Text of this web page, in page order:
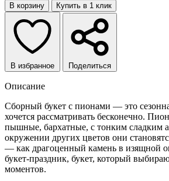
В корзину Купить в 1 клик
В избранное Поделиться
Описание
Сборный букет с пионами — это
хочется рассматривать бесконечно.
пышные, бархатные, с тонким сладким
окружении других цветов они
— как драгоценный камень в изящной
букет-праздник, букет, который
моментов.